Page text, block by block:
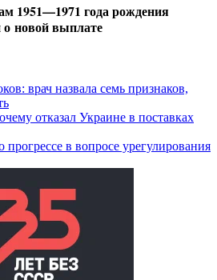
1951—1971 года рождения
о новой выплате
врач назвала семь признаков,
отказал Украине в поставках
прогрессе в вопросе урегулирования